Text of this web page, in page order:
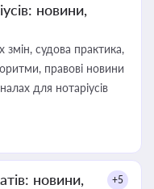
новини,
судова практика,
правові новини
для нотаріусів
новини,
+5